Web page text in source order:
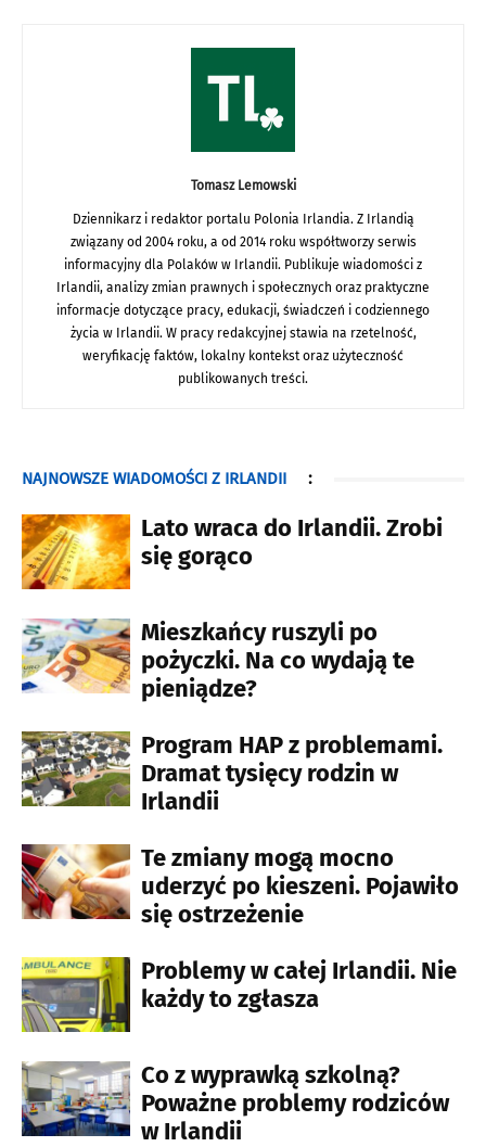
Tomasz Lemowski
Dziennikarz i redaktor portalu Polonia Irlandia. Z Irlandią
związany od 2004 roku, a od 2014 roku współtworzy serwis
informacyjny dla Polaków w Irlandii. Publikuje wiadomości z
Irlandii, analizy zmian prawnych i społecznych oraz praktyczne
informacje dotyczące pracy, edukacji, świadczeń i codziennego
życia w Irlandii. W pracy redakcyjnej stawia na rzetelność,
weryfikację faktów, lokalny kontekst oraz użyteczność
publikowanych treści.
NAJNOWSZE WIADOMOŚCI Z IRLANDII :
Lato wraca do Irlandii. Zrobi
się gorąco
Mieszkańcy ruszyli po
pożyczki. Na co wydają te
pieniądze?
Program HAP z problemami.
Dramat tysięcy rodzin w
Irlandii
Te zmiany mogą mocno
uderzyć po kieszeni. Pojawiło
się ostrzeżenie
Problemy w całej Irlandii. Nie
każdy to zgłasza
Co z wyprawką szkolną?
Poważne problemy rodziców
w Irlandii